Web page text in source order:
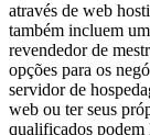
através de web
também incluem
revendedor de
opções para os
servidor de
web ou ter seus
qualificados podem